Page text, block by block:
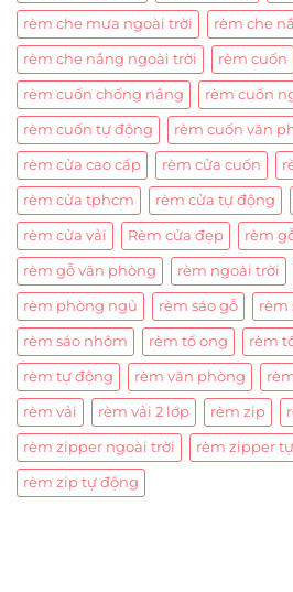
rèm che mưa ngoài trời rèm che
rèm che nắng ngoài trời rèm cuốn
rèm cuốn chống nắng rèm cuốn
rèm cuốn tự động rèm cuốn văn
rèm cửa cao cấp rèm cửa cuốn
rèm cửa tphcm rèm cửa tự động
rèm cửa vải Rèm cửa đẹp rèm
rèm gỗ văn phòng rèm ngoài trời
rèm phòng ngủ rèm sáo gỗ rèm
rèm sáo nhôm rèm tổ ong rèm
rèm tự động rèm văn phòng
rèm vải rèm vải 2 lớp rèm zip
rèm zipper ngoài trời rèm zipper
rèm zip tự động